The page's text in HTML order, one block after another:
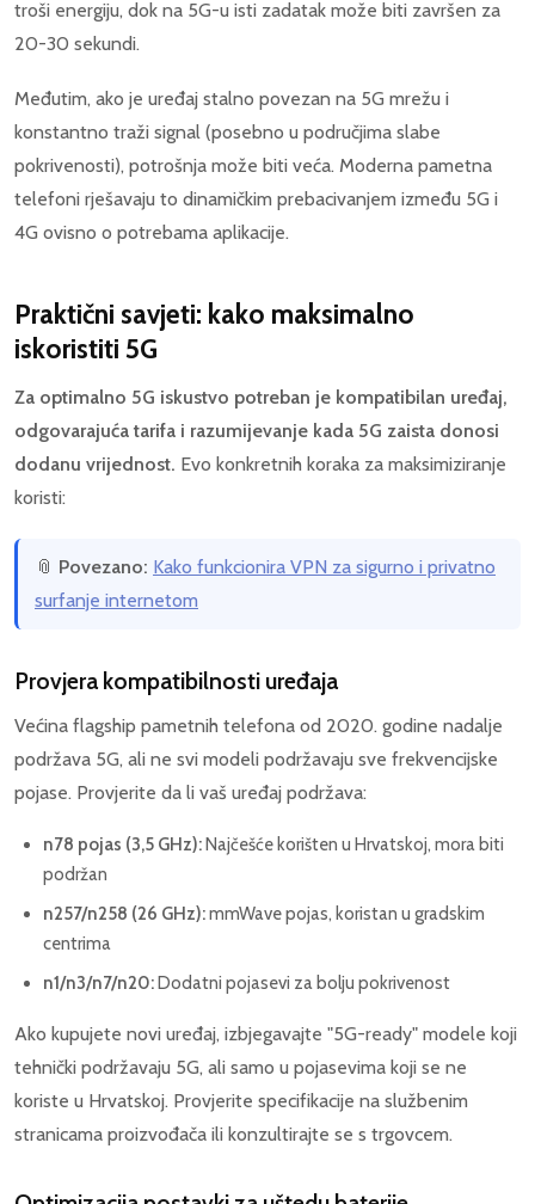
troši energiju, dok na 5G-u isti zadatak može biti završen za
20-30 sekundi.
Međutim, ako je uređaj stalno povezan na 5G mrežu i
konstantno traži signal (posebno u područjima slabe
pokrivenosti), potrošnja može biti veća. Moderna pametna
telefoni rješavaju to dinamičkim prebacivanjem između 5G i
4G ovisno o potrebama aplikacije.
Praktični savjeti: kako maksimalno
iskoristiti 5G
Za optimalno 5G iskustvo potreban je kompatibilan uređaj,
odgovarajuća tarifa i razumijevanje kada 5G zaista donosi
dodanu vrijednost. Evo konkretnih koraka za maksimiziranje
koristi:
📎 Povezano: Kako funkcionira VPN za sigurno i privatno
surfanje internetom
Provjera kompatibilnosti uređaja
Većina flagship pametnih telefona od 2020. godine nadalje
podržava 5G, ali ne svi modeli podržavaju sve frekvencijske
pojase. Provjerite da li vaš uređaj podržava:
n78 pojas (3,5 GHz):Najčešće korišten u Hrvatskoj, mora biti
podržan
n257/n258 (26 GHz):mmWave pojas, koristan u gradskim
centrima
n1/n3/n7/n20:Dodatni pojasevi za bolju pokrivenost
Ako kupujete novi uređaj, izbjegavajte "5G-ready" modele koji
tehnički podržavaju 5G, ali samo u pojasevima koji se ne
koriste u Hrvatskoj. Provjerite specifikacije na službenim
stranicama proizvođača ili konzultirajte se s trgovcem.